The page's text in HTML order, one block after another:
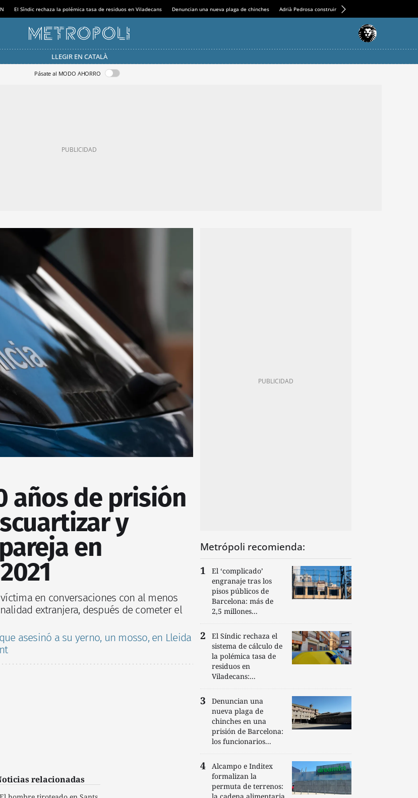
El Síndic rechaza la polémica tasa de residuos en Viladecans Denuncian una nueva plaga de chinches Adrià Pedrosa construirá la nueva residencia en el
LLEGIR EN CATALÀ
Pásate al MODO AHORRO
años de prisión
y
en
en conversaciones con al menos
extranjera, después de cometer el
asesinó a su yerno, un mosso, en Lleida
relacionadas
Metrópoli recomienda:
El ‘complicado’
engranaje tras los
pisos públicos de
Barcelona: más de
2,5 millones...
El Síndic rechaza el
sistema de cálculo de
la polémica tasa de
residuos en
Viladecans:...
Denuncian una
nueva plaga de
chinches en una
prisión de Barcelona:
los funcionarios...
Alcampo e Inditex
formalizan la
permuta de terrenos: